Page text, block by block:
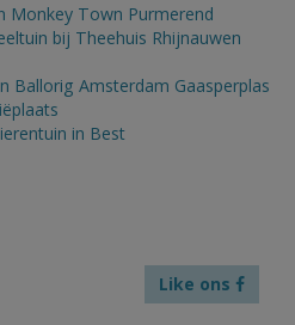
Monkey Town Purmerend
bij Theehuis Rhijnauwen
Ballorig Amsterdam Gaasperplas
in Best
Like ons